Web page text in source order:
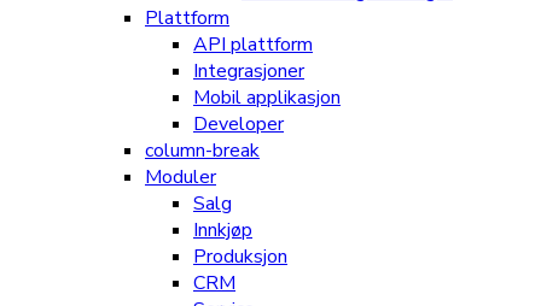
Plattform
API plattform
Integrasjoner
Mobil applikasjon
Developer
column-break
Moduler
Salg
Innkjøp
Produksjon
CRM